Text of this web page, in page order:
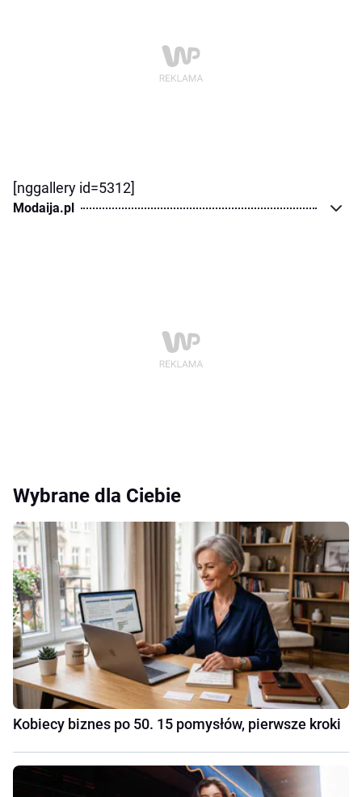
[nggallery id=5312]
Modaija.pl
Wybrane dla Ciebie
Kobiecy biznes po 50. 15 pomysłów, pierwsze kroki